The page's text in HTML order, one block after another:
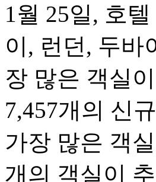
1월 25일, 호
이, 런던, 두바
장 많은 객실
7,457개의 신
가장 많은 객
개의 객실이